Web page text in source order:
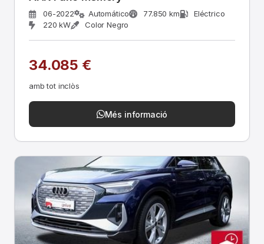
06-2022 Automático 77.850 km
Eléctrico
220 kW
Color Negro
34.085 €
amb tot inclòs
Més informació